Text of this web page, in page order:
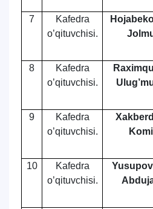
7
Kafedra
o’qituvchisi.
8
Kafedra
o’qituvchisi.
9
Kafedra
o’qituvchisi.
10
Kafedra
o’qituvchisi.